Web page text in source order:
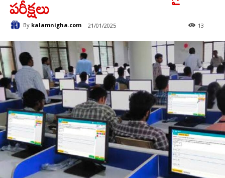
పరీక్షలు
By kalamnigha.com 21/01/2025 13